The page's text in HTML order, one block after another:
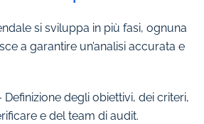
si sviluppa in più fasi, ognuna
a garantire un’analisi accurata e
Definizione degli obiettivi, dei criteri,
e del team di audit.